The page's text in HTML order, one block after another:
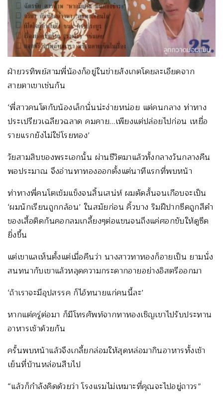
ฝ่ายวรทิพย์สามพี่น้องก็อยู่ในข่ายสังเกตโดยละเอียดจาก
สายตาเขาเช่นกัน
‘พี่สาวคนโตกับน้องเล็กนั่นน่ะง่ายหน่อย แต่คนกลาง ท่าทาง
ประเปรียวเฉลียวฉลาด คมคาย…เพียงแต่ปล่อยไปก่อน เหยื่อ
รายแรกยังไม่ใช่โรยทอง’
วัยสามสิบของพระเอกนั้น ผ่านชีวิตมาแล้วทั้งกลางวันกลางคืน
พอประมาณ จึงอ่านทาทองออกตั้งแต่นาทีแรกที่พบหน้า
ท่าทางพี่คนโตเข้มแข็งจนสิ้นเสน่ห์ ผมตัดสั้นจนเกือบจะเป็น
‘ผมนักเรียนถูกกล้อน’ ในสมัยก่อน คิ้วบาง ริมฝีปากซีดถูกสีดำ
ของเสื้อติดกันคอกลมเกลี้ยงๆต่อแขนจนถึงแค่ศอกขับให้ดูซีด
ยิ่งขึ้น
แต่เขาแลเห็นตั้งแต่เมื่อคืนว่า นางสาวทาทองก็อายเป็น ยามนั่ง
สนทนากับเขาแล้วหลุดความกระดากอายอย่างอิสตรีออกมา
‘ถ้าเราจะมีอุปสรรค ก็ไอ้ทนายแก่คนนี้ละ’
หากแต่ครู่ต่อมา ก็มีโทรศัพท์จากทาทองเชิญเขาไปรับประทาน
อาหารเช้าด้วยกัน
ครั้นพบหน้าแล้วจึงเกลี้ยกล่อมให้สุดหล่อมากินอาหารทั้งเช้า
เย็นที่บ้านหล่อนสืบไป
“แล้วก็กำลังคิดด้วยว่า โรงแรมไม่เหมาะที่คุณจะไปอยู่ถาวร”